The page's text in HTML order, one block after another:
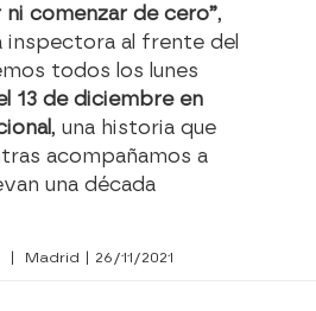
comenzar de cero”,
inspectora al frente del
todos los lunes
13 de diciembre en
, una historia que
acompañamos a
una década
| Madrid | 26/11/2021